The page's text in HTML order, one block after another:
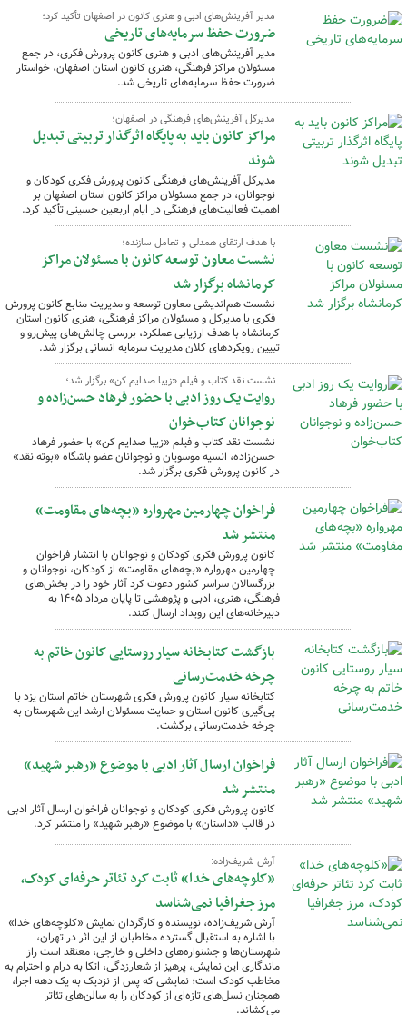
مدیر آفرینش‌های ادبی و هنری کانون در اصفهان تأکید کرد؛
ضرورت حفظ سرمایه‌های تاریخی
مدیر آفرینش‌های ادبی و هنری کانون پرورش فکری، در جمع
مسئولان مراکز فرهنگی، هنری کانون استان اصفهان، خواستار
ضرورت حفظ سرمایه‌های تاریخی شد.
مدیرکل آفرینش‌های فرهنگی در اصفهان؛
مراکز کانون باید به پایگاه اثرگذار تربیتی تبدیل
شوند
مدیرکل آفرینش‌های فرهنگی کانون پرورش فکری کودکان و
نوجوانان، در جمع مسئولان مراکز کانون استان اصفهان بر
اهمیت فعالیت‌های فرهنگی در ایام اربعین حسینی تأکید کرد.
با هدف ارتقای همدلی و تعامل سازنده؛
نشست معاون توسعه کانون با مسئولان مراکز
کرمانشاه برگزار شد
نشست هم‌اندیشی معاون توسعه و مدیریت منابع کانون پرورش
فکری با مدیرکل و مسئولان مراکز فرهنگی، هنری کانون استان
کرمانشاه با هدف ارزیابی عملکرد، بررسی چالش‌های پیش‌رو و
تبیین رویکردهای کلان مدیریت سرمایه انسانی برگزار شد.
نشست نقد کتاب و فیلم «زیبا صدایم کن» برگزار شد؛
روایت یک روز ادبی با حضور فرهاد حسن‌زاده و
نوجوانان کتاب‌خوان
نشست نقد کتاب و فیلم «زیبا صدایم کن» با حضور فرهاد
حسن‌زاده، انسیه موسویان و نوجوانان عضو باشگاه «بوته نقد»
در کانون پرورش فکری برگزار شد.
فراخوان چهارمین مهرواره «بچه‌های مقاومت»
منتشر شد
کانون پرورش فکری کودکان و نوجوانان با انتشار فراخوان
چهارمین مهرواره «بچه‌های مقاومت» از کودکان، نوجوانان و
بزرگسالان سراسر کشور دعوت کرد آثار خود را در بخش‌های
فرهنگی، هنری، ادبی و پژوهشی تا پایان مرداد ۱۴۰۵ به
دبیرخانه‌های این رویداد ارسال کنند.
بازگشت کتابخانه سیار روستایی کانون خاتم به
چرخه خدمت‌رسانی
کتابخانه سیار کانون پرورش فکری شهرستان خاتم استان یزد با
پی‌گیری کانون استان و حمایت مسئولان ارشد این شهرستان به
چرخه خدمت‌رسانی برگشت.
فراخوان ارسال آثار ادبی با موضوع «رهبر شهید»
منتشر شد
کانون پرورش فکری کودکان و نوجوانان فراخوان ارسال آثار ادبی
در قالب «داستان» با موضوع «رهبر شهید» را منتشر کرد.
آرش شریف‌زاده:
«کلوچه‌های خدا» ثابت کرد تئاتر حرفه‌ای کودک،
مرز جغرافیا نمی‌شناسد
آرش شریف‌زاده، نویسنده و کارگردان نمایش «کلوچه‌های خدا»
با اشاره به استقبال گسترده مخاطبان از این اثر در تهران،
شهرستان‌ها و جشنواره‌های داخلی و خارجی، معتقد است راز
ماندگاری این نمایش، پرهیز از شعارزدگی، اتکا به درام و احترام به
مخاطب کودک است؛ نمایشی که پس از نزدیک به یک دهه اجرا،
همچنان نسل‌های تازه‌ای از کودکان را به سالن‌های تئاتر
می‌کشاند.